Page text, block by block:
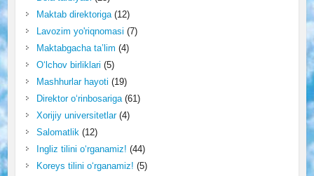
Maktab direktoriga(12)
Lavozim yo'riqnomasi (7)
Maktabgacha ta’lim (4)
O‘lchov birliklari (5)
Mashhurlar hayoti (19)
Direktor o‘rinbosariga(61)
Xorijiy universitetlar(4)
Salomatlik (12)
Ingliz tilini o‘rganamiz! (44)
Koreys tilini o‘rganamiz! (5)